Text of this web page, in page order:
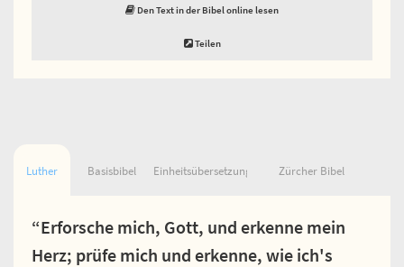
Den Text in der Bibel online lesen
Teilen
Luther Basisbibel Einheitsübersetzung Zürcher Bibel
“Erforsche mich, Gott, und erkenne mein
Herz; prüfe mich und erkenne, wie ich's